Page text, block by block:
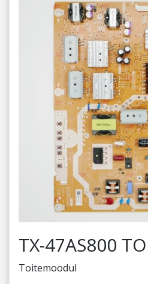
TX-47AS800
Toitemoodul